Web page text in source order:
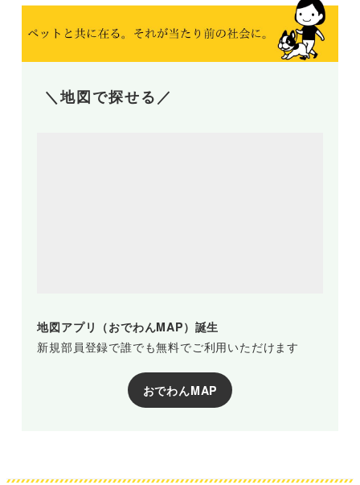
＼地図で探せる／
地図アプリ（おでわんMAP）誕生
新規部員登録で誰でも無料でご利用いただけます
おでわんMAP